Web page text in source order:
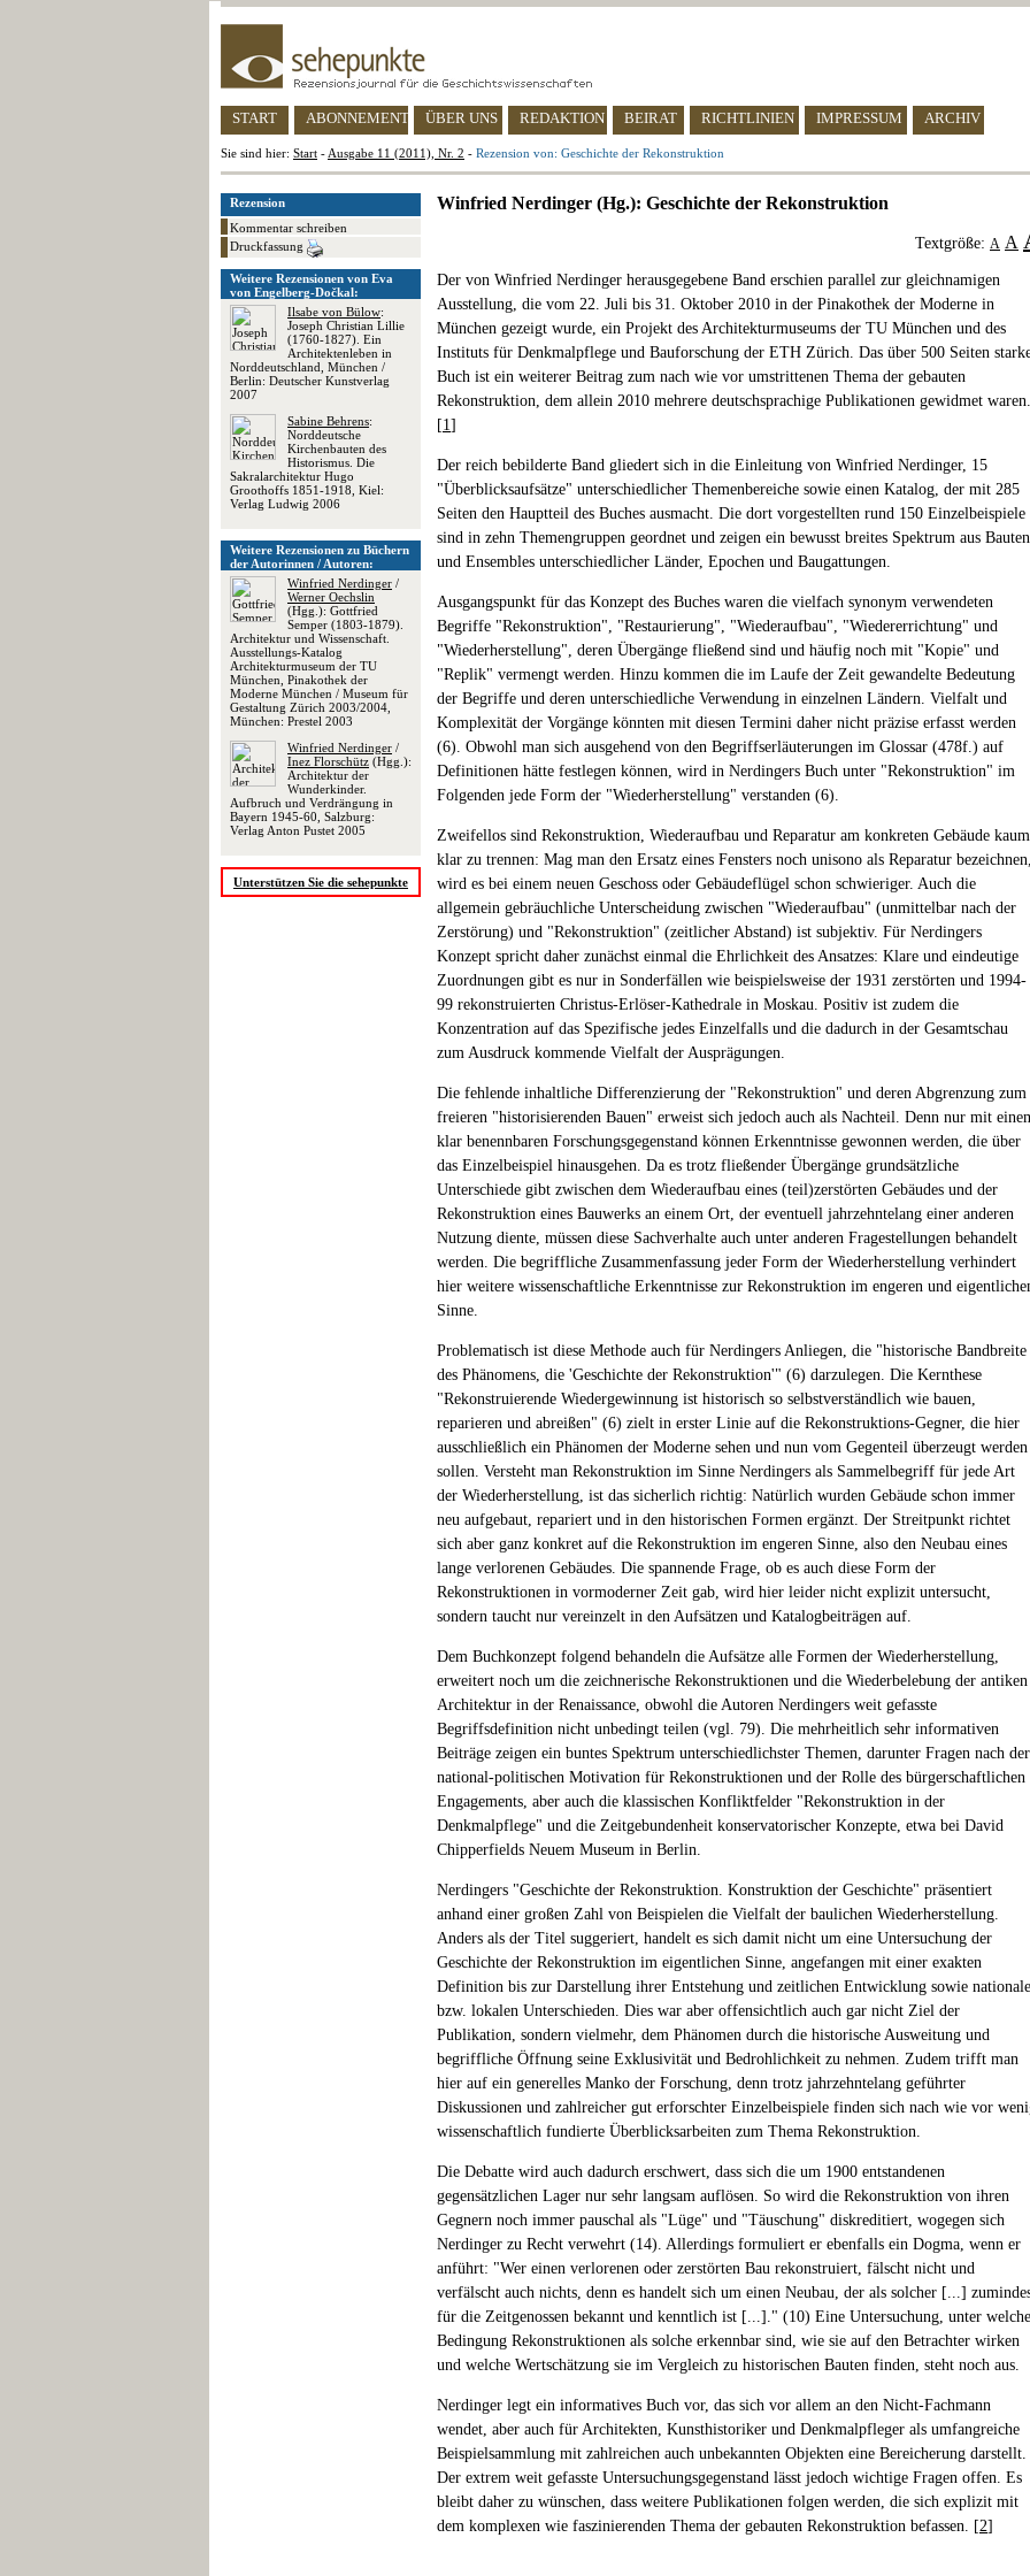
START ABONNEMENT ÜBER UNS REDAKTION BEIRAT RICHTLINIEN IMPRESSUM ARCHIV
Sie sind hier: Start - Ausgabe 11 (2011), Nr. 2 - Rezension von: Geschichte der Rekonstruktion
Rezension
Kommentar schreiben
Druckfassung
Weitere Rezensionen von Eva
von Engelberg-Dočkal:
Ilsabe von Bülow:
Joseph Christian Lillie
(1760-1827). Ein
Architektenleben in
Norddeutschland, München /
Berlin: Deutscher Kunstverlag
2007
Sabine Behrens:
Norddeutsche
Kirchenbauten des
Historismus. Die
Sakralarchitektur Hugo
Groothoffs 1851-1918, Kiel:
Verlag Ludwig 2006
Weitere Rezensionen zu Büchern
der Autorinnen / Autoren:
Winfried Nerdinger /
Werner Oechslin
(Hgg.): Gottfried
Semper (1803-1879).
Architektur und Wissenschaft.
Ausstellungs-Katalog
Architekturmuseum der TU
München, Pinakothek der
Moderne München / Museum für
Gestaltung Zürich 2003/2004,
München: Prestel 2003
Winfried Nerdinger /
Inez Florschütz (Hgg.):
Architektur der
Wunderkinder.
Aufbruch und Verdrängung in
Bayern 1945-60, Salzburg:
Verlag Anton Pustet 2005
Unterstützen Sie die sehepunkte
Winfried Nerdinger (Hg.): Geschichte der Rekonstruktion
Textgröße: A A
Der von Winfried Nerdinger herausgegebene Band erschien parallel zur gleichnamigen
Ausstellung, die vom 22. Juli bis 31. Oktober 2010 in der Pinakothek der Moderne in
München gezeigt wurde, ein Projekt des Architekturmuseums der TU München und des
Instituts für Denkmalpflege und Bauforschung der ETH Zürich. Das über 500 Seiten
Buch ist ein weiterer Beitrag zum nach wie vor umstrittenen Thema der gebauten
Rekonstruktion, dem allein 2010 mehrere deutschsprachige Publikationen gewidmet waren.
[1]
Der reich bebilderte Band gliedert sich in die Einleitung von Winfried Nerdinger, 15
"Überblicksaufsätze" unterschiedlicher Themenbereiche sowie einen Katalog, der mit 285
Seiten den Hauptteil des Buches ausmacht. Die dort vorgestellten rund 150 Einzelbeispiele
sind in zehn Themengruppen geordnet und zeigen ein bewusst breites Spektrum aus Bauten
und Ensembles unterschiedlicher Länder, Epochen und Baugattungen.
Ausgangspunkt für das Konzept des Buches waren die vielfach synonym verwendeten
Begriffe "Rekonstruktion", "Restaurierung", "Wiederaufbau", "Wiedererrichtung" und
"Wiederherstellung", deren Übergänge fließend sind und häufig noch mit "Kopie" und
"Replik" vermengt werden. Hinzu kommen die im Laufe der Zeit gewandelte Bedeutung
der Begriffe und deren unterschiedliche Verwendung in einzelnen Ländern. Vielfalt und
Komplexität der Vorgänge könnten mit diesen Termini daher nicht präzise erfasst werden
(6). Obwohl man sich ausgehend von den Begriffserläuterungen im Glossar (478f.) auf
Definitionen hätte festlegen können, wird in Nerdingers Buch unter "Rekonstruktion" im
Folgenden jede Form der "Wiederherstellung" verstanden (6).
Zweifellos sind Rekonstruktion, Wiederaufbau und Reparatur am konkreten Gebäude kaum
klar zu trennen: Mag man den Ersatz eines Fensters noch unisono als Reparatur
wird es bei einem neuen Geschoss oder Gebäudeflügel schon schwieriger. Auch die
allgemein gebräuchliche Unterscheidung zwischen "Wiederaufbau" (unmittelbar nach der
Zerstörung) und "Rekonstruktion" (zeitlicher Abstand) ist subjektiv. Für Nerdingers
Konzept spricht daher zunächst einmal die Ehrlichkeit des Ansatzes: Klare und eindeutige
Zuordnungen gibt es nur in Sonderfällen wie beispielsweise der 1931 zerstörten und 1994-
99 rekonstruierten Christus-Erlöser-Kathedrale in Moskau. Positiv ist zudem die
Konzentration auf das Spezifische jedes Einzelfalls und die dadurch in der Gesamtschau
zum Ausdruck kommende Vielfalt der Ausprägungen.
Die fehlende inhaltliche Differenzierung der "Rekonstruktion" und deren Abgrenzung zum
freieren "historisierenden Bauen" erweist sich jedoch auch als Nachteil. Denn nur mit
klar benennbaren Forschungsgegenstand können Erkenntnisse gewonnen werden, die über
das Einzelbeispiel hinausgehen. Da es trotz fließender Übergänge grundsätzliche
Unterschiede gibt zwischen dem Wiederaufbau eines (teil)zerstörten Gebäudes und der
Rekonstruktion eines Bauwerks an einem Ort, der eventuell jahrzehntelang einer anderen
Nutzung diente, müssen diese Sachverhalte auch unter anderen Fragestellungen behandelt
werden. Die begriffliche Zusammenfassung jeder Form der Wiederherstellung verhindert
hier weitere wissenschaftliche Erkenntnisse zur Rekonstruktion im engeren und
Sinne.
Problematisch ist diese Methode auch für Nerdingers Anliegen, die "historische Bandbreite
des Phänomens, die 'Geschichte der Rekonstruktion'" (6) darzulegen. Die Kernthese
"Rekonstruierende Wiedergewinnung ist historisch so selbstverständlich wie bauen,
reparieren und abreißen" (6) zielt in erster Linie auf die Rekonstruktions-Gegner, die hier
ausschließlich ein Phänomen der Moderne sehen und nun vom Gegenteil überzeugt werden
sollen. Versteht man Rekonstruktion im Sinne Nerdingers als Sammelbegriff für jede Art
der Wiederherstellung, ist das sicherlich richtig: Natürlich wurden Gebäude schon immer
neu aufgebaut, repariert und in den historischen Formen ergänzt. Der Streitpunkt richtet
sich aber ganz konkret auf die Rekonstruktion im engeren Sinne, also den Neubau eines
lange verlorenen Gebäudes. Die spannende Frage, ob es auch diese Form der
Rekonstruktionen in vormoderner Zeit gab, wird hier leider nicht explizit untersucht,
sondern taucht nur vereinzelt in den Aufsätzen und Katalogbeiträgen auf.
Dem Buchkonzept folgend behandeln die Aufsätze alle Formen der Wiederherstellung,
erweitert noch um die zeichnerische Rekonstruktionen und die Wiederbelebung der antiken
Architektur in der Renaissance, obwohl die Autoren Nerdingers weit gefasste
Begriffsdefinition nicht unbedingt teilen (vgl. 79). Die mehrheitlich sehr informativen
Beiträge zeigen ein buntes Spektrum unterschiedlichster Themen, darunter Fragen nach der
national-politischen Motivation für Rekonstruktionen und der Rolle des bürgerschaftlichen
Engagements, aber auch die klassischen Konfliktfelder "Rekonstruktion in der
Denkmalpflege" und die Zeitgebundenheit konservatorischer Konzepte, etwa bei David
Chipperfields Neuem Museum in Berlin.
Nerdingers "Geschichte der Rekonstruktion. Konstruktion der Geschichte" präsentiert
anhand einer großen Zahl von Beispielen die Vielfalt der baulichen Wiederherstellung.
Anders als der Titel suggeriert, handelt es sich damit nicht um eine Untersuchung der
Geschichte der Rekonstruktion im eigentlichen Sinne, angefangen mit einer exakten
Definition bis zur Darstellung ihrer Entstehung und zeitlichen Entwicklung sowie
bzw. lokalen Unterschieden. Dies war aber offensichtlich auch gar nicht Ziel der
Publikation, sondern vielmehr, dem Phänomen durch die historische Ausweitung und
begriffliche Öffnung seine Exklusivität und Bedrohlichkeit zu nehmen. Zudem trifft man
hier auf ein generelles Manko der Forschung, denn trotz jahrzehntelang geführter
Diskussionen und zahlreicher gut erforschter Einzelbeispiele finden sich nach wie vor
wissenschaftlich fundierte Überblicksarbeiten zum Thema Rekonstruktion.
Die Debatte wird auch dadurch erschwert, dass sich die um 1900 entstandenen
gegensätzlichen Lager nur sehr langsam auflösen. So wird die Rekonstruktion von ihren
Gegnern noch immer pauschal als "Lüge" und "Täuschung" diskreditiert, wogegen sich
Nerdinger zu Recht verwehrt (14). Allerdings formuliert er ebenfalls ein Dogma, wenn er
anführt: "Wer einen verlorenen oder zerstörten Bau rekonstruiert, fälscht nicht und
verfälscht auch nichts, denn es handelt sich um einen Neubau, der als solcher [...]
für die Zeitgenossen bekannt und kenntlich ist [...]." (10) Eine Untersuchung, unter
Bedingung Rekonstruktionen als solche erkennbar sind, wie sie auf den Betrachter wirken
und welche Wertschätzung sie im Vergleich zu historischen Bauten finden, steht noch aus.
Nerdinger legt ein informatives Buch vor, das sich vor allem an den Nicht-Fachmann
wendet, aber auch für Architekten, Kunsthistoriker und Denkmalpfleger als umfangreiche
Beispielsammlung mit zahlreichen auch unbekannten Objekten eine Bereicherung darstellt.
Der extrem weit gefasste Untersuchungsgegenstand lässt jedoch wichtige Fragen offen. Es
bleibt daher zu wünschen, dass weitere Publikationen folgen werden, die sich explizit mit
dem komplexen wie faszinierenden Thema der gebauten Rekonstruktion befassen. [2]